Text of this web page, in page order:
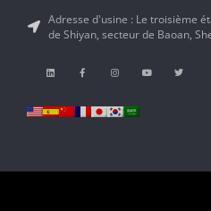
Adresse d'usine : Le troisième
de Shiyan, secteur de Baoan,